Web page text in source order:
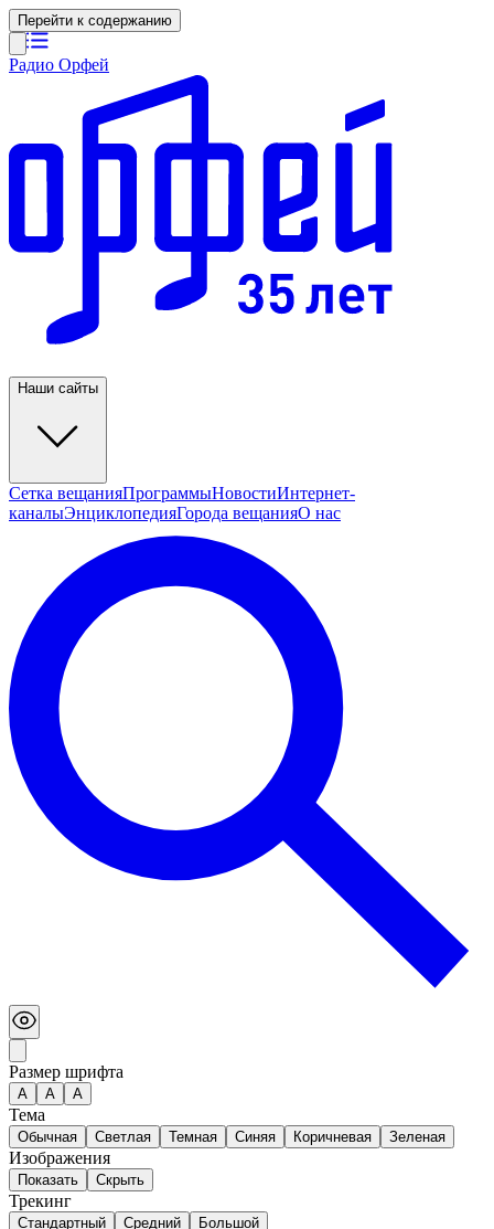
Перейти к содержанию
Радио Орфей
Наши сайты
Сетка вещанияПрограммыНовостиИнтернет-
каналыЭнциклопедияГорода вещанияО нас
Размер шрифта
А A A
Тема
Обычная Светлая Темная Синяя Коричневая Зеленая
Изображения
Показать Скрыть
Трекинг
Стандартный Средний Большой